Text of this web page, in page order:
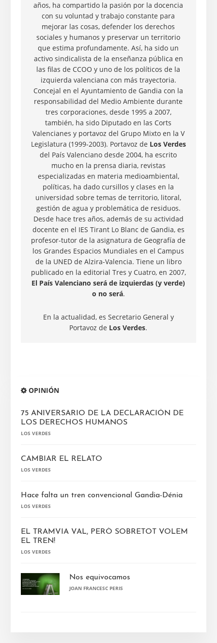
años, ha compartido la pasión por la docencia
con su voluntad y trabajo constante para
mejorar las cosas, defender los derechos
sociales y humanos y preservar un territorio
que estima profundamente. Así, ha sido un
activo sindicalista de la enseñanza pública en
las filas de CCOO y uno de los políticos de la
izquierda valenciana con más trayectoria.
Concejal en el Ayuntamiento de Gandia con la
responsabilidad del Medio Ambiente durante
tres corporaciones, desde 1995 a 2007,
también, ha sido Diputado en las Corts
Valencianes y portavoz del Grupo Mixto en la V
Legislatura (1999-2003). Portavoz de Los Verdes
del País Valenciano desde 2004, ha escrito
mucho en la prensa diaria, revistas
especializadas en materia medioambiental,
políticas, ha dado cursillos y clases en la
universidad sobre temas de territorio, litoral,
gestión de agua y problemática de residuos.
Desde hace tres años, además de su actividad
docente en el IES Tirant Lo Blanc de Gandia, es
profesor-tutor de la asignatura de Geografía de
los Grandes Espacios Mundiales en el Campus
de la UNED de Alzira-Valencia. Tiene un libro
publicado en la editorial Tres y Cuatro, en 2007,
El País Valenciano será de izquierdas (y verde)
o no será.
En la actualidad, es Secretario General y
Portavoz de Los Verdes.
principal
OPINIÓN
75 ANIVERSARIO DE LA DECLARACIÓN DE
LOS DERECHOS HUMANOS
LOS VERDES
CAMBIAR EL RELATO
LOS VERDES
Hace falta un tren convencional Gandia-Dénia
LOS VERDES
EL TRAMVIA VAL, PERÒ SOBRETOT VOLEM
EL TREN!
LOS VERDES
Nos equivocamos
JOAN FRANCESC PERIS